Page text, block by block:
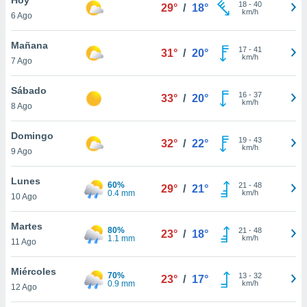
y
en
más
de
6 Ago
29° / 18° 18- 40
km/h
Mañana
7 Ago
31° / 20° 17- 41
km/h
Sábado
8 Ago
33° / 20° 16- 37
km/h
Domingo
9 Ago
32° / 22° 19- 43
km/h
Lunes
10 Ago
60%
0.4 mm
29° / 21° 21 - 48
km/h
Martes
11 Ago
80%
1.1 mm
23° / 18° 21 - 48
km/h
Miércoles
12 Ago
70%
0.9 mm
23° / 17° 13- 32
km/h